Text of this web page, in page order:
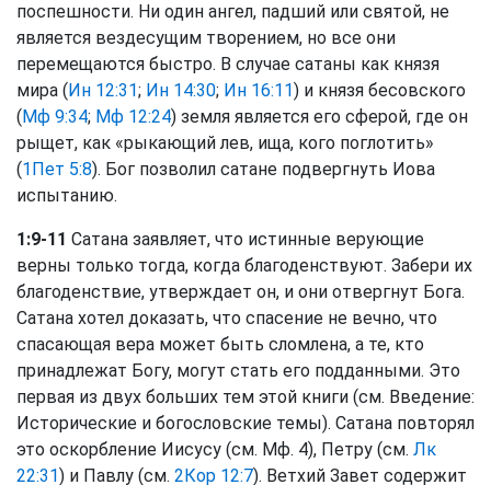
поспешности. Ни один ангел, падший или святой, не
является вездесущим творением, но все они
перемещаются быстро. В случае сатаны как князя
мира (Ин 12:31; Ин 14:30; Ин 16:11) и князя бесовского
(Мф 9:34; Мф 12:24) земля является его сферой, где он
рыщет, как «рыкающий лев, ища, кого поглотить»
(1Пет 5:8). Бог позволил сатане подвергнуть Иова
испытанию.
1:9-11 Сатана заявляет, что истинные верующие
верны только тогда, когда благоденствуют. Забери их
благоденствие, утверждает он, и они отвергнут Бога.
Сатана хотел доказать, что спасение не вечно, что
спасающая вера может быть сломлена, а те, кто
принадлежат Богу, могут стать его подданными. Это
первая из двух больших тем этой книги (см. Введение:
Исторические и богословские темы). Сатана повторял
это оскорбление Иисусу (см. Мф. 4), Петру (см. Лк
22:31) и Павлу (см. 2Кор 12:7). Ветхий Завет содержит